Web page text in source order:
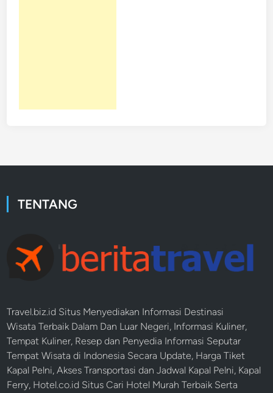
TENTANG
Travel.biz.id Situs Menyediakan Informasi Destinasi
Wisata Terbaik Dalam Dan Luar Negeri, Informasi Kuliner,
Tempat Kuliner, Resep dan Penyedia Informasi Seputar
TempatWisata di Indonesia Secara Update, Harga Tiket
Kapal Pelni, Akses Transportasi danJadwal Kapal Pelni, Kapal
Ferry, Hotel.co.id Situs Cari Hotel Murah Terbaik Serta